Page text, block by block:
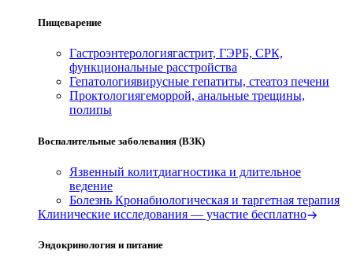
Пищеварение
Гастроэнтерологиягастрит, ГЭРБ, СРК,
функциональные расстройства
Гепатологиявирусные гепатиты, стеатоз печени
Проктологиягеморрой, анальные трещины,
полипы
Воспалительные заболевания (ВЗК)
Язвенный колитдиагностика и длительное
ведение
Болезнь Кронабиологическая и таргетная терапия
Клинические исследования — участие бесплатно
Эндокринология и питание